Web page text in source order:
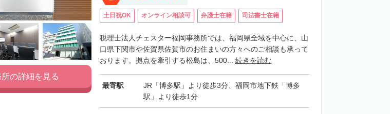
土日祝OK オンライン相談可 弁護士在籍 司法書士在籍
税理士法人チェスター福岡事務所では、福岡県全域を中心に、山
口県下関市や佐賀県佐賀市のお住まいの方々へのご相談も承って
おります。拠点を牽引する松島は、500... 続きを読む
最寄駅
JR「博多駅」より徒歩3分、福岡市地下鉄「博多
駅」より徒歩1分
の詳細を見る